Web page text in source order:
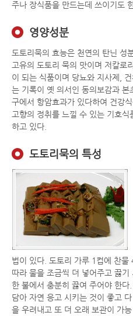
주나 장식품을 만드는데 쓰이기도
영양성분
도토리묵의 효능은 천연의 탄닌 성
고유의 도토리 묵의 맛이며 저칼로
이 되는 식품이며 당뇨와 지사제,
는 기록이 옛 의서인 동의보감과 본
구에서 항암효과가 있다하여 건강
고향의 정취를 느낄 수 있는 기호
하고 있다.
도토리묵의 특성
법이 있다. 도토리 가루 1컵에 찬물
따라 물을 조금씩 더 넣어주고 끓
한 불에서 충분히 끓여 주어야 한다
담아 자연 응고 시키는 것이 좋고
을 우려내고 또 더 오래 보관이 가